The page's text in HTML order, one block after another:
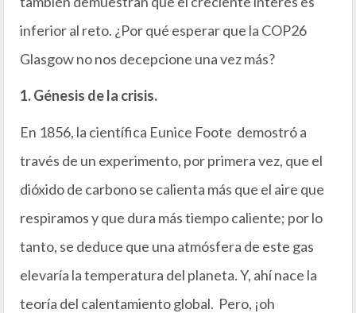
inferior al reto. ¿Por qué esperar que la COP26
Glasgow no nos decepcione una vez más?
1. Génesis de la crisis.
En 1856, la científica Eunice Foote demostró a
través de un experimento, por primera vez, que el
dióxido de carbono se calienta más que el aire que
respiramos y que dura más tiempo caliente; por lo
tanto, se deduce que una atmósfera de este gas
elevaría la temperatura del planeta. Y, ahí nace la
teoría del calentamiento global. Pero, ¡oh